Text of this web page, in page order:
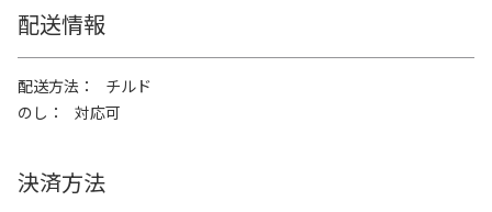
配送情報
配送方法
チルド
のし
対応可
決済方法